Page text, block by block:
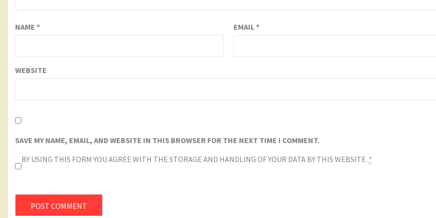
NAME * EMAIL*
WEBSITE
SAVE MY NAME, EMAIL, AND WEBSITE IN THIS BROWSER FOR THE NEXT TIME I COMMENT.
BY USING THIS FORM YOU AGREE WITH THE STORAGE AND HANDLING OF YOUR DATA BY THIS WEBSITE. *